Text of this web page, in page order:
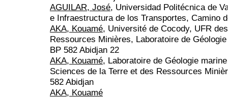
AGUILAR, José, Universidad Politécnica de
e Infraestructura de los Transportes, Camino
AKA, Kouamé, Université de Cocody, UFR
Ressources Minières, Laboratoire de
BP 582 Abidjan 22
AKA, Kouamé, Laboratoire de Géologie
Sciences de la Terre et des Ressources
582 Abidjan
AKA, Kouamé